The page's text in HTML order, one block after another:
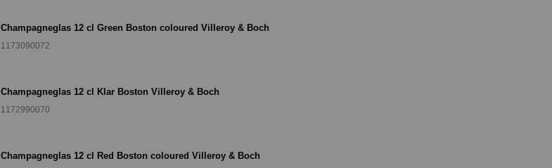
Champagneglas 12 cl Green Boston coloured Villeroy & Boch
1173090072
Champagneglas 12 cl Klar Boston Villeroy & Boch
1172990070
Champagneglas 12 cl Red Boston coloured Villeroy & Boch